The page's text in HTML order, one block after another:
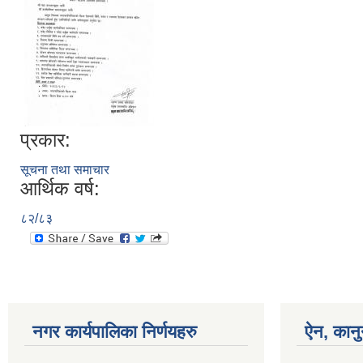
प्रकार:
सूचना तथा समाचार
आर्थिक वर्ष:
८२/८३
नगर कार्यपालिका निर्णयहरु ऐन,